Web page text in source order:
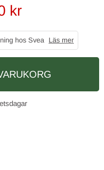
kr
hos Svea Läs mer